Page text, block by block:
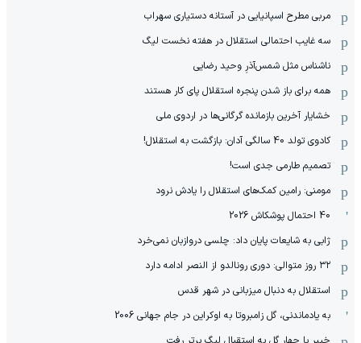
مربی مطرح اسپانیایی در آستانه دستیاری سهراب
سه غایب احتمالی استقلال در هفته نخست لیگ
ناشناس مثل شمس‌آذرِ وحید رضایی
همه برای باز شدن پنجره استقلال پای کار هستند
خشایار آخرین بازمانده گرگانی‌ها در اردوی ملی
کادوی تولد 40 سالگی آدان: بازگشت به استقلال!
تصمیم طارمی جدی است!
مومنی: رامین کمک‌های استقلال را یادش نرود
40 احتمال پوشکاش 2026
ژابی به شایعات پایان داد: چلسی دروازبان نمی‌خرد
۳۲ روز متوالی: دوری رونالدو از النصر ادامه دارد
استقلال به دنبال میزبانی در شهر قدس
به یادماندنی، گل زامبروتا به اوکراین در جام جهانی 2006